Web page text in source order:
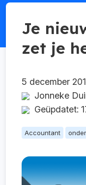
Je
zet je
5 december
Jonneke
Geüpdatet:
Accountant